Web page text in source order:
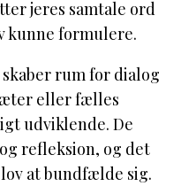
jeres samtale ord
kunne formulere.
rum for dialog
eller fælles
udviklende. De
refleksion, og det
at bundfælde sig.